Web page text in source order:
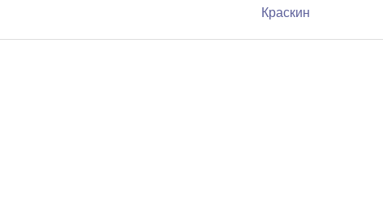
Краскин